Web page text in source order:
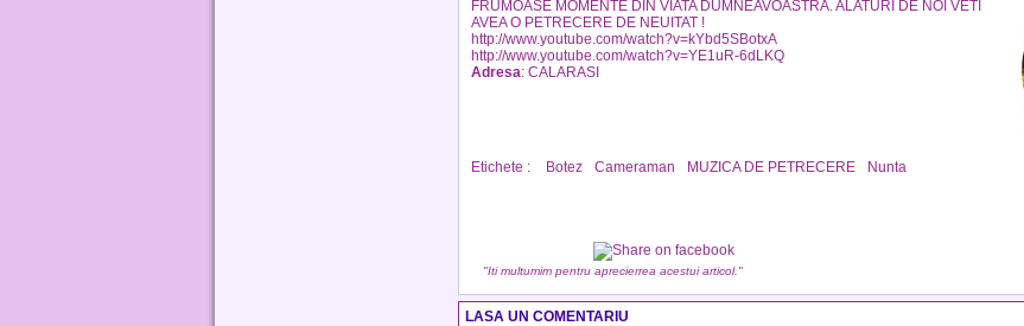
FRUMOASE MOMENTE DIN VIATA DUMNEAVOASTRA. ALATURI DE NOI VETI
AVEA O PETRECERE DE NEUITAT !
http://www.youtube.com/watch?v=kYbd5SBotxA
http://www.youtube.com/watch?v=YE1uR-6dLKQ
Adresa: CALARASI
Etichete : Botez Cameraman MUZICA DE PETRECERE Nunta
"Iti multumim pentru aprecierrea acestui articol."
LASA UN COMENTARIU